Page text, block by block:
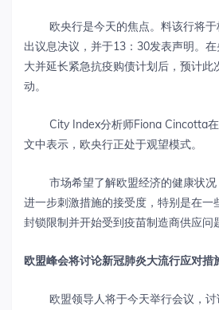
欧央行是今天的焦点。料该行将
出议息决议，并于13：30发表声明。
大并延长紧急抗疫购债计划后，预计此
动。
City Index分析师Fiona Cincotta
文中表示，欧央行正处于观望模式。
市场希望了解欧盟经济的健康状
进一步刺激措施的接受度，特别是在一
封锁限制并开始受到疫苗制造商供应问
欧盟峰会将讨论新冠肺炎大流行应对措
欧盟领导人将于今天举行会议，